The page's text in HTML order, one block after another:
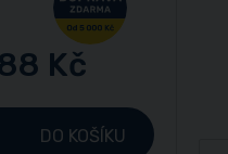
Kč
DO KOŠÍKU